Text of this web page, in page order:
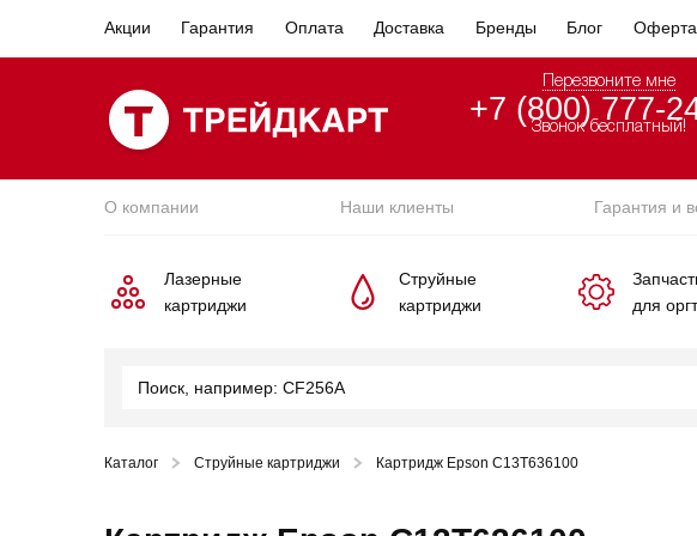
Акции Гарантия Оплата Доставка Бренды Блог Оферта
Перезвоните мне
+7 (800) 777-
Звонок бесплатный!
О компании Наши клиенты Гарантия и
Лазерные
картриджи
Струйные
картриджи
для
Каталог Струйные картриджи Картридж Epson C13T636100